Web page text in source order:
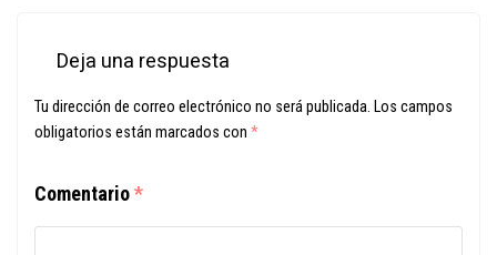
Deja una respuesta
Tu dirección de correo electrónico no será publicada. Los campos
obligatorios están marcados con *
Comentario*